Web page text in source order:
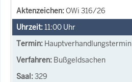
OWi 316/26
11:00 Uhr
Hauptverhandlungstermin
Bußgeldsachen
329